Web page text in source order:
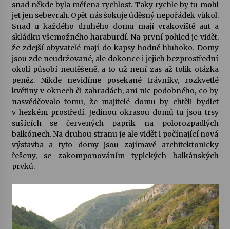
snad někde byla měřena rychlost. Taky rychle by tu mohl
jet jen sebevrah. Opět nás šokuje úděsný nepořádek vůkol.
Snad u každého druhého domu mají vrakoviště aut a
skládku všemožného haraburdí. Na první pohled je vidět,
že zdejší obyvatelé mají do kapsy hodně hluboko. Domy
jsou zde neudržované, ale dokonce i jejich bezprostřední
okolí působí neutěšeně, a to už není zas až tolik otázka
peněz. Nikde nevidíme posekané trávníky, rozkvetlé
květiny v oknech či zahradách, ani nic podobného, co by
nasvědčovalo tomu, že majitelé domu by chtěli bydlet
v hezkém prostředí. Jedinou okrasou domů tu jsou trsy
sušících se červených paprik na polorozpadlých
balkónech. Na druhou stranu je ale vidět i počínající nová
výstavba a tyto domy jsou zajímavě architektonicky
řešeny, se zakomponováním typických balkánských
prvků.